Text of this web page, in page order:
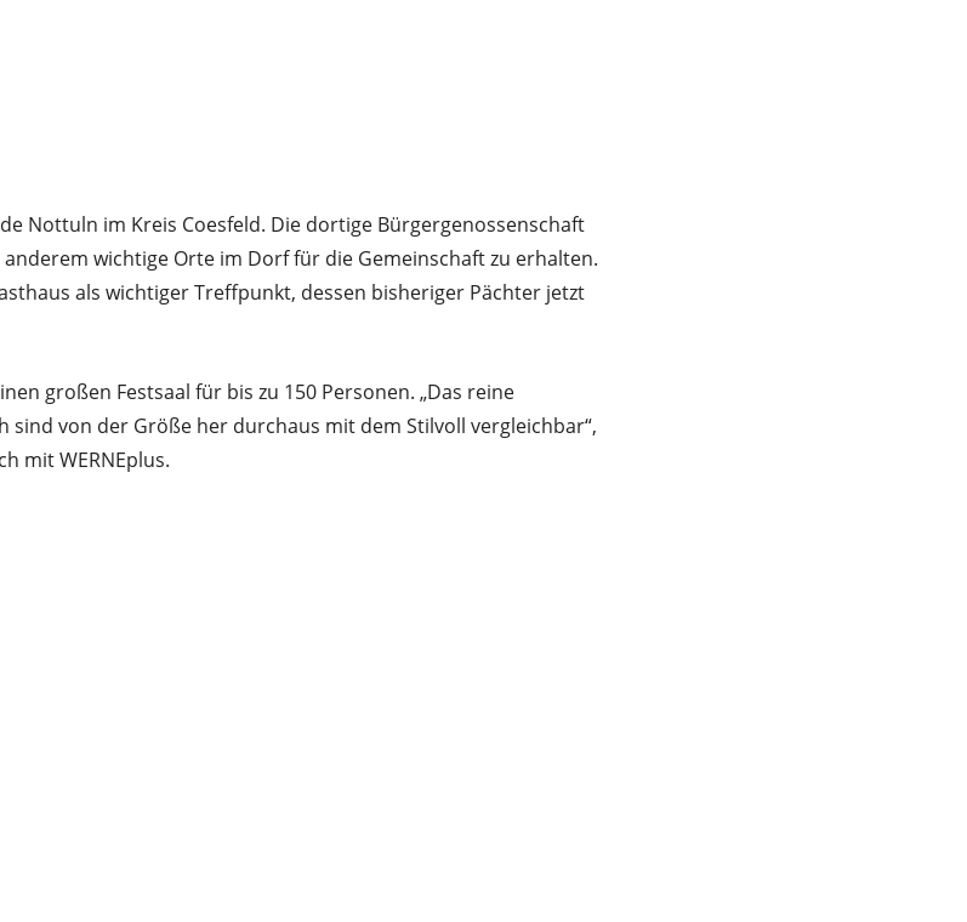
Nottuln im Kreis Coesfeld. Die dortige Bürgergenossenschaft
wichtige Orte im Dorf für die Gemeinschaft zu erhalten.
als wichtiger Treffpunkt, dessen bisheriger Pächter jetzt
großen Festsaal für bis zu 150 Personen. „Das reine
sind von der Größe her durchaus mit dem Stilvoll vergleichbar“,
mit WERNEplus.